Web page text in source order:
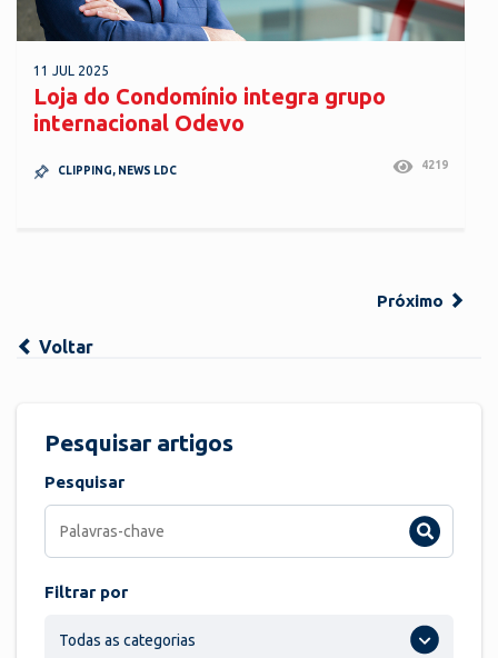
11 JUL 2025
Loja do Condomínio integra grupo
internacional Odevo
CLIPPING, NEWS LDC 4219
Próximo
Voltar
Pesquisar artigos
Pesquisar
Filtrar por
Todas as categorias